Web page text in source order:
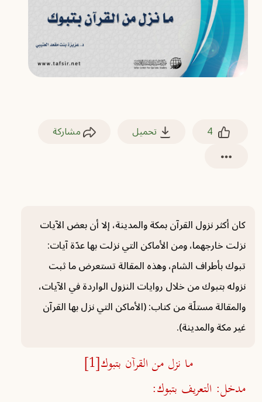
4 تحميل مشاركة
كان أكثر نزول القرآن بمكة والمدينة، إلا أن بعض الآيات
نزلت خارجهما، ومن الأماكن التي نزلت بها عدّة آيات:
تبوك بأطراف الشام، وهذه المقالة تستعرض ما ثبت
نزوله بتبوك من خلال روايات النزول الواردة في الآيات،
والمقالة مستلّة من كتاب: (الأماكن التي نزل بها القرآن
غير مكة والمدينة).
ما نزل من القرآن بتبوك[1]
مدخل: التعريف بتبوك: